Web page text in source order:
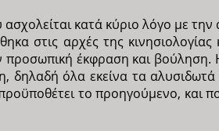
κατά κύριο λόγο με
στις αρχές της
έκφραση και βούληση.
δηλαδή όλα εκείνα τα
το προηγούμενο, και